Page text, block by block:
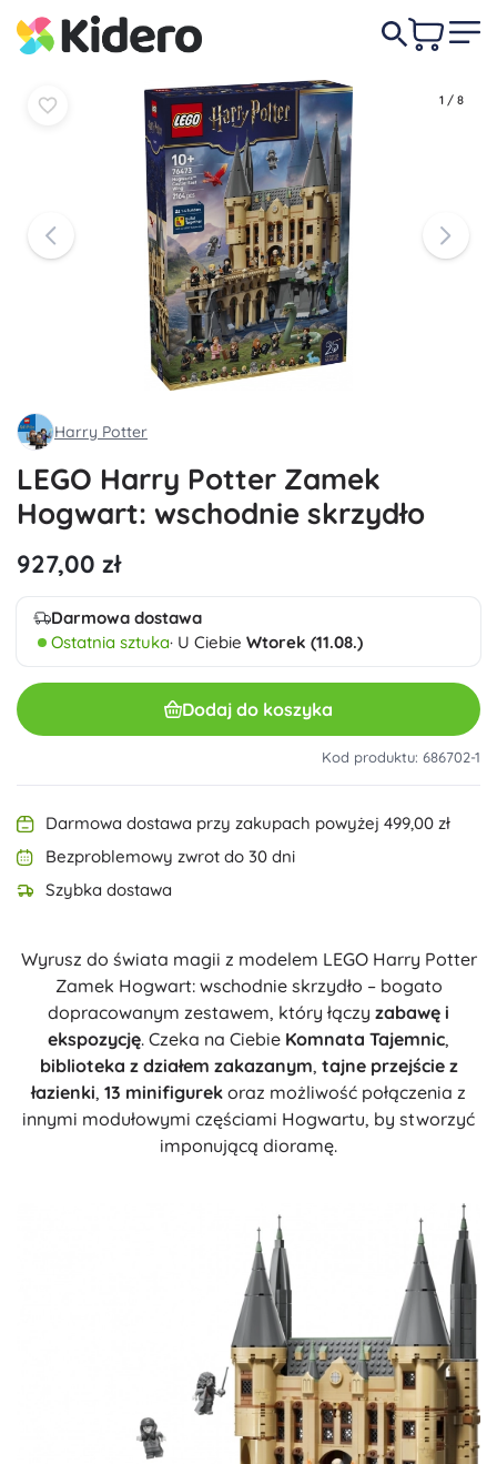
1 / 8
Harry Potter
LEGO Harry Potter Zamek
Hogwart: wschodnie skrzydło
927,00 zł
Darmowa dostawa
Ostatnia sztuka· U Ciebie Wtorek (11.08.)
Dodaj do koszyka
Kod produktu: 686702-1
Darmowa dostawa przy zakupach powyżej 499,00 zł
Bezproblemowy zwrot do 30 dni
Szybka dostawa
Wyrusz do świata magii z modelem LEGO Harry Potter
Zamek Hogwart: wschodnie skrzydło – bogato
dopracowanym zestawem, który łączy zabawę i
ekspozycję. Czeka na Ciebie Komnata Tajemnic,
biblioteka z działem zakazanym, tajne przejście z
łazienki, 13 minifigurek oraz możliwość połączenia z
innymi modułowymi częściami Hogwartu, by stworzyć
imponującą dioramę.
927,00 zł
Do